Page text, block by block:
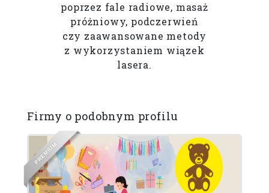
poprzez fale radiowe, masaż
próżniowy, podczerwień
czy zaawansowane metody
z wykorzystaniem wiązek
lasera.
Firmy o podobnym profilu
PREM
I
UM